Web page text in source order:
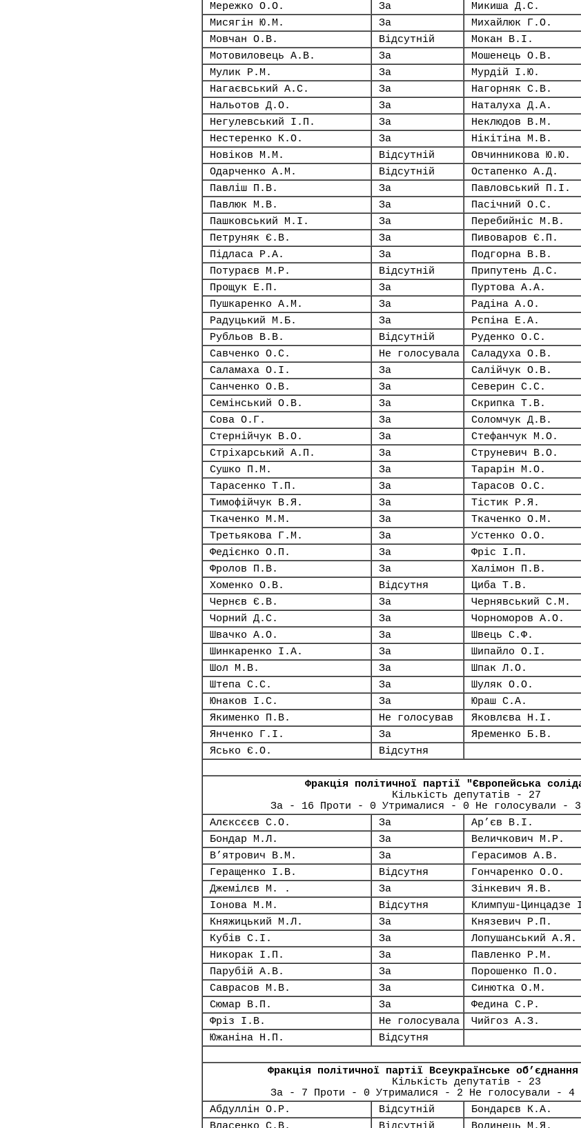
Мережко О.О.
За Микиша Д.С.
Мисягін Ю.М.
За Михайлюк Г.О.
Мовчан О.В.
Відсутній Мокан В.І.
Мотовиловець А.В.
За Мошенець О.В.
Мулик Р.М.
За Мурдій І.Ю.
Нагаєвський А.С.
За Нагорняк С.В.
Нальотов Д.О.
За Наталуха Д.А.
Негулевський І.П.
За Неклюдов В.М.
Нестеренко К.О.
За Нікітіна М.В.
Новіков М.М.
Відсутній Овчинникова Ю.Ю.
Одарченко А.М.
Відсутній Остапенко А.Д.
Павліш П.В.
За Павловський П.І.
Павлюк М.В.
За Пасічний О.С.
Пашковський М.І.
За Перебийніс М.В.
Петруняк Є.В.
За Пивоваров Є.П.
Підласа Р.А.
За Подгорна В.В.
Потураєв М.Р.
Відсутній Припутень Д.С.
Прощук Е.П.
За Пуртова А.А.
Пушкаренко А.М.
За Радіна А.О.
Радуцький М.Б.
За Рєпіна Е.А.
Рубльов В.В.
Відсутній Руденко О.С.
Савченко О.С.
Не голосувала Саладуха О.В.
Саламаха О.І.
За Салійчук О.В.
Санченко О.В.
За Северин С.С.
Семінський О.В.
За Скрипка Т.В.
Сова О.Г.
За Соломчук Д.В.
Стернійчук В.О.
За Стефанчук М.О.
Стріхарський А.П.
За Струневич В.О.
Сушко П.М.
За Тарарін М.О.
Тарасенко Т.П.
За Тарасов О.С.
Тимофійчук В.Я.
За Тістик Р.Я.
Ткаченко М.М.
За Ткаченко О.М.
Третьякова Г.М.
За Устенко О.О.
Федієнко О.П.
За Фріс І.П.
Фролов П.В.
За Халімон П.В.
Хоменко О.В.
Відсутня Циба Т.В.
Чернєв Є.В.
За Чернявський С.М.
Чорний Д.С.
За Чорноморов А.О.
Швачко А.О.
За Швець С.Ф.
Шинкаренко І.А.
За Шипайло О.І.
Шол М.В.
За Шпак Л.О.
Штепа С.С.
За Шуляк О.О.
Юнаков І.С.
За Юраш С.А.
Якименко П.В.
Не голосував Яковлєва Н.І.
Янченко Г.І.
За Яременко Б.В.
Ясько Є.О.
Відсутня
Фракція політичної партії "Європейська
Кількість депутатів - 27
За - 16 Проти - 0 Утрималися - 0 Не голосували -
Алєксєєв С.О.
За Ар’єв В.І.
Бондар М.Л.
За Величкович М.Р.
В’ятрович В.М.
За Герасимов А.В.
Геращенко І.В.
Відсутня Гончаренко О.О.
Джемілєв М. .
За Зінкевич Я.В.
Іонова М.М.
Відсутня Климпуш-Цинцадзе
Княжицький М.Л.
За Князевич Р.П.
Кубів С.І.
За Лопушанський А.Я.
Никорак І.П.
За Павленко Р.М.
Парубій А.В.
За Порошенко П.О.
Саврасов М.В.
За Синютка О.М.
Сюмар В.П.
За Федина С.Р.
Фріз І.В.
Не голосувала Чийгоз А.З.
Южаніна Н.П.
Відсутня
Фракція політичної партії Всеукраїнське
Кількість депутатів - 23
За - 7 Проти - 0 Утрималися - 2 Не голосували - 4
Абдуллін О.Р.
Відсутній Бондарєв К.А.